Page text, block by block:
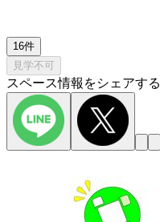
16件
見学不可
スペース情報をシェアする